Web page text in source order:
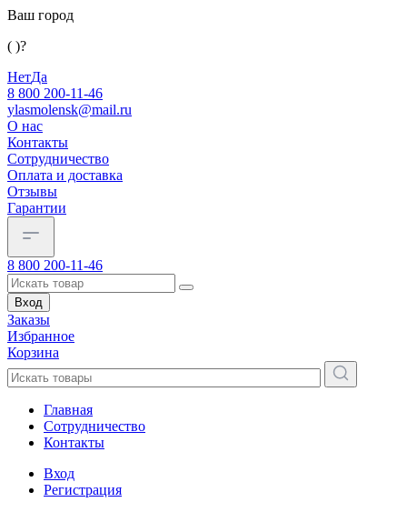
Ваш город
( )?
НетДа
8 800 200-11-46
ylasmolensk@mail.ru
О нас
Контакты
Сотрудничество
Оплата и доставка
Отзывы
Гарантии
8 800 200-11-46
Вход
Заказы
Избранное
Корзина
Главная
Сотрудничество
Контакты
Вход
Регистрация